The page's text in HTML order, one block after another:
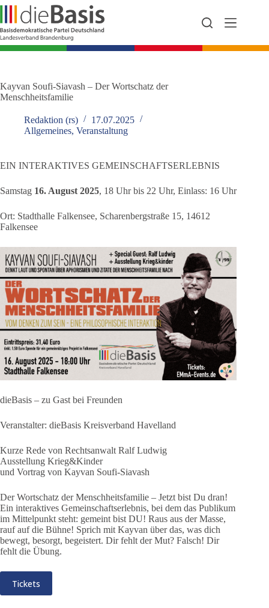
Zum
Inhalt
springen
Kayvan Soufi-Siavash – Der Wortschatz der
Menschheitsfamilie
Redaktion (rs)
17.07.2025
Allgemeines, Veranstaltung
EIN INTERAKTIVES GEMEINSCHAFTSERLEBNIS
Samstag 16. August 2025, 18 Uhr bis 22 Uhr, Einlass: 16 Uhr
Ort: Stadthalle Falkensee, Scharenbergstraße 15, 14612
Falkensee
dieBasis – zu Gast bei Freunden
Veranstalter: dieBasis Kreisverband Havelland
Kurze Rede von Rechtsanwalt Ralf Ludwig
Ausstellung Krieg&Kinder
und Vortrag von Kayvan Soufi-Siavash
Der Wortschatz der Menschheitsfamilie – Jetzt bist Du dran!
Ein interaktives Gemeinschaftserlebnis, bei dem das Publikum
im Mittelpunkt steht: gemeint bist DU! Raus aus der Masse,
rauf auf die Bühne! Sprich mit Kayvan über das, was dich
bewegt, besorgt, begeistert. Dir fehlt der Mut? Falsch! Dir
fehlt die Übung.
Tickets